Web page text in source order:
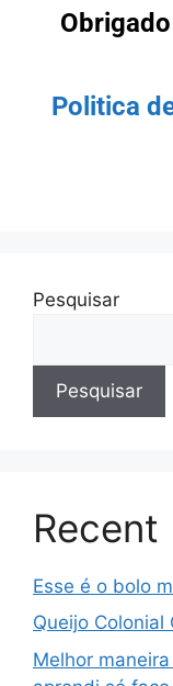
Politica
Pesquisar
Pesquisar
Recent
Esse é o bolo
Queijo Colonial
Melhor